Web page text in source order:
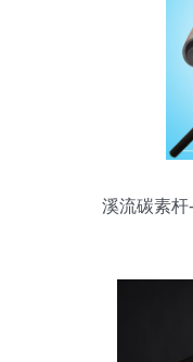
溪流碳素